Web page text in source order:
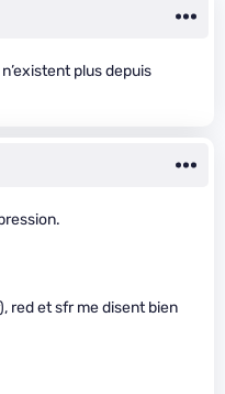
plus depuis
red et sfr me disent bien